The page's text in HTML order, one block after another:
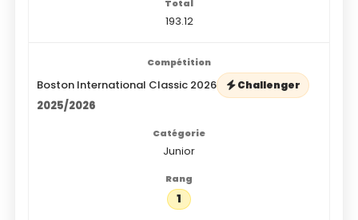
193.12
Boston International Classic 2026 Challenger
2025/2026
Junior
1